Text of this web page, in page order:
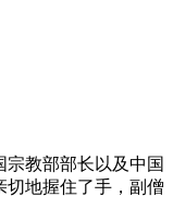
教部部长以及中国
切地握住了手，副僧